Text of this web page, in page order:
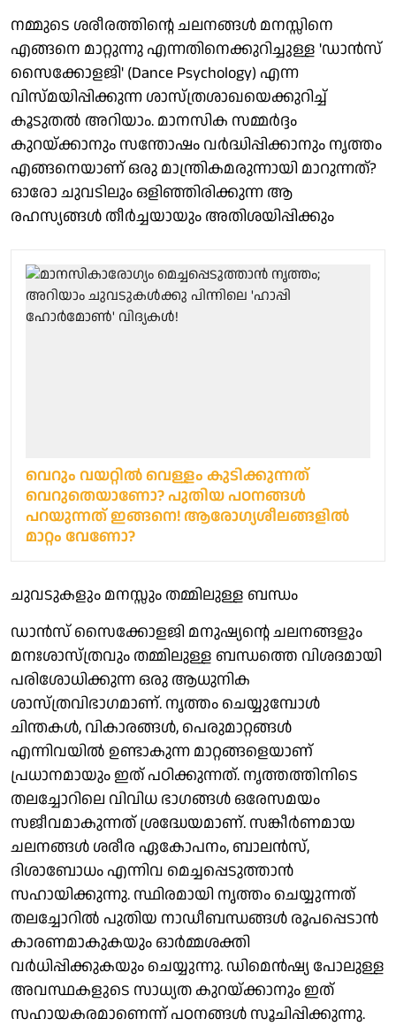
നമ്മുടെ ശരീരത്തിന്റെ ചലനങ്ങൾ മനസ്സിനെ
എങ്ങനെ മാറ്റുന്നു എന്നതിനെക്കുറിച്ചുള്ള 'ഡാൻസ്
സൈക്കോളജി' (Dance Psychology) എന്ന
വിസ്മയിപ്പിക്കുന്ന ശാസ്ത്രശാഖയെക്കുറിച്ച്
കൂടുതൽ അറിയാം. മാനസിക സമ്മർദ്ദം
കുറയ്ക്കാനും സന്തോഷം വർദ്ധിപ്പിക്കാനും നൃത്തം
എങ്ങനെയാണ് ഒരു മാന്ത്രികമരുന്നായി മാറുന്നത്?
ഓരോ ചുവടിലും ഒളിഞ്ഞിരിക്കുന്ന ആ
രഹസ്യങ്ങൾ തീർച്ചയായും അതിശയിപ്പിക്കും
വെറും വയറ്റിൽ വെള്ളം കുടിക്കുന്നത്
വെറുതെയാണോ? പുതിയ പഠനങ്ങൾ
പറയുന്നത് ഇങ്ങനെ! ആരോഗ്യശീലങ്ങളിൽ
മാറ്റം വേണോ?
ചുവടുകളും മനസ്സും തമ്മിലുള്ള ബന്ധം
ഡാൻസ് സൈക്കോളജി മനുഷ്യന്റെ ചലനങ്ങളും
മനഃശാസ്ത്രവും തമ്മിലുള്ള ബന്ധത്തെ വിശദമായി
പരിശോധിക്കുന്ന ഒരു ആധുനിക
ശാസ്ത്രവിഭാഗമാണ്. നൃത്തം ചെയ്യുമ്പോൾ
ചിന്തകൾ, വികാരങ്ങൾ, പെരുമാറ്റങ്ങൾ
എന്നിവയിൽ ഉണ്ടാകുന്ന മാറ്റങ്ങളെയാണ്
പ്രധാനമായും ഇത് പഠിക്കുന്നത്. നൃത്തത്തിനിടെ
തലച്ചോറിലെ വിവിധ ഭാഗങ്ങൾ ഒരേസമയം
സജീവമാകുന്നത് ശ്രദ്ധേയമാണ്. സങ്കീർണമായ
ചലനങ്ങൾ ശരീര ഏകോപനം, ബാലൻസ്,
ദിശാബോധം എന്നിവ മെച്ചപ്പെടുത്താൻ
സഹായിക്കുന്നു. സ്ഥിരമായി നൃത്തം ചെയ്യുന്നത്
തലച്ചോറിൽ പുതിയ നാഡീബന്ധങ്ങൾ രൂപപ്പെടാൻ
കാരണമാകുകയും ഓർമ്മശക്തി
വർധിപ്പിക്കുകയും ചെയ്യുന്നു. ഡിമെൻഷ്യ പോലുള്ള
അവസ്ഥകളുടെ സാധ്യത കുറയ്ക്കാനും ഇത്
സഹായകരമാണെന്ന് പഠനങ്ങൾ സൂചിപ്പിക്കുന്നു.